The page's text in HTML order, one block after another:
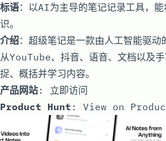
标语：以AI为主导的笔记记录工具，
识。
介绍：超级笔记是一款由人工智能驱
从YouTube、抖音、语音、文档以及
捉、概括并学习内容。
产品网站: 立即访问
Product Hunt : View on